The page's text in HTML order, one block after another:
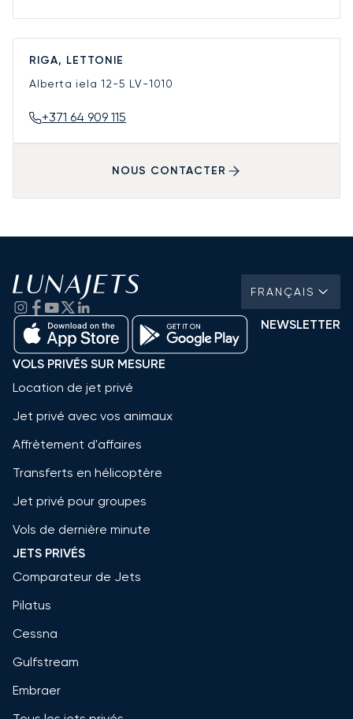
RIGA, LETTONIE
Alberta iela 12-5 LV-1010
+371 64 909 115
NOUS CONTACTER
FRANÇAIS
NEWSLETTER
VOLS PRIVÉS SUR MESURE
Location de jet privé
Jet privé avec vos animaux
Affrètement d'affaires
Transferts en hélicoptère
Jet privé pour groupes
Vols de dernière minute
JETS PRIVÉS
Comparateur de Jets
Pilatus
Cessna
Gulfstream
Embraer